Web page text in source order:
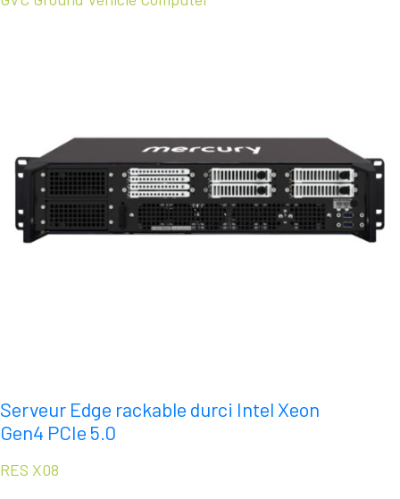
Serveur Edge rackable durci Intel Xeon
Gen4 PCIe 5.0
RES X08